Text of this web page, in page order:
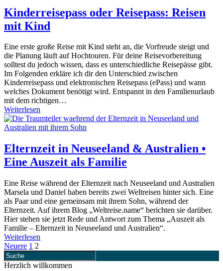
Kinderreisepass oder Reisepass: Reisen
mit Kind
Eine erste große Reise mit Kind steht an, die Vorfreude steigt und
die Planung läuft auf Hochtouren. Für deine Reisevorbereitung
solltest du jedoch wissen, dass es unterschiedliche Reisepässe gibt.
Im Folgenden erkläre ich dir den Unterschied zwischen
Kinderreisepass und elektronischen Reisepass (ePass) und wann
welches Dokument benötigt wird. Entspannt in den Familienurlaub
mit dem richtigen…
Weiterlesen
Elternzeit in Neuseeland & Australien •
Eine Auszeit als Familie
Eine Reise während der Elternzeit nach Neuseeland und Australien
Marsela und Daniel haben bereits zwei Weltreisen hinter sich. Eine
als Paar und eine gemeinsam mit ihrem Sohn, während der
Elternzeit. Auf ihrem Blog „Weltreise.name“ berichten sie darüber.
Hier stehen sie jetzt Rede und Antwort zum Thema „Auszeit als
Familie – Elternzeit in Neuseeland und Australien“.
Weiterlesen
Neuere 1 2
Herzlich willkommen